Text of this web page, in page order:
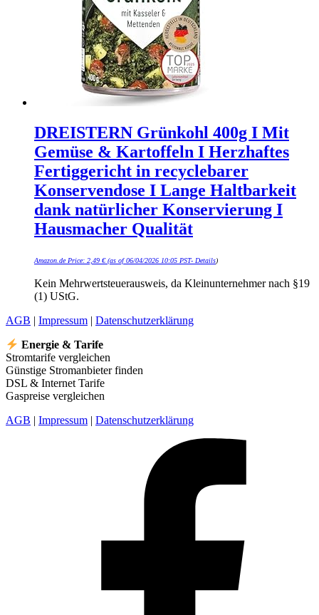
DREISTERN Grünkohl 400g I Mit
Gemüse & Kartoffeln I Herzhaftes
Fertiggericht in recyclebarer
Konservendose I Lange Haltbarkeit
dank natürlicher Konservierung I
Hausmacher Qualität
Amazon.de Price: 2,49 €(as of 06/04/2026 10:05 PST- Details)
Kein Mehrwertsteuerausweis, da Kleinunternehmer nach §19
(1) UStG.
AGB | Impressum | Datenschutzerklärung
Energie & Tarife
Stromtarife vergleichen
Günstige Stromanbieter finden
DSL & Internet Tarife
Gaspreise vergleichen
AGB | Impressum | Datenschutzerklärung